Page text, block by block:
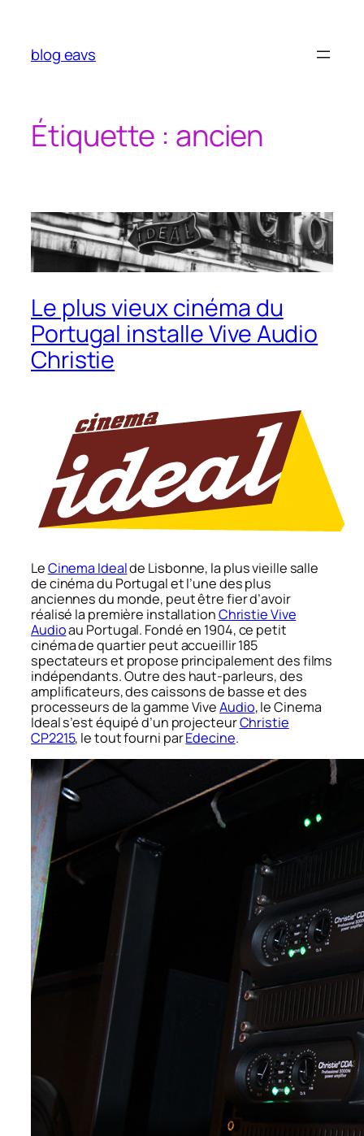
contenu
blog eavs
Étiquette : ancien
Le plus vieux cinéma du
Portugal installe Vive Audio
Christie
LeCinema Idealde Lisbonne, la plus vieille salle
de cinéma du Portugal et l’une des plus
anciennes du monde, peut être fier d’avoir
réalisé la première installationChristie Vive
Audioau Portugal. Fondé en 1904, ce petit
cinéma de quartier peut accueillir 185
spectateurs et propose principalement des films
indépendants. Outre des haut-parleurs, des
amplificateurs, des caissons de basse et des
processeurs de la gamme ViveAudio, le Cinema
Ideal s’est équipé d’un projecteurChristie
CP2215, le tout fourni parEdecine.